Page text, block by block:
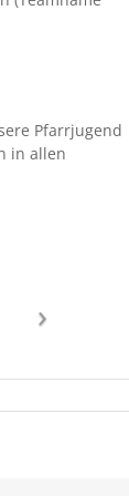
Pfarrjugend
in allen